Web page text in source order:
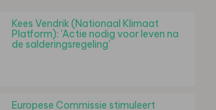
Kees Vendrik (Nationaal Klimaat
Platform): 'Actie nodig voor leven na
de salderingsregeling'
Europese Commissie stimuleert